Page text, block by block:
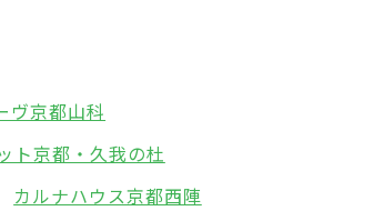
ヴ京都山科
ト京都・久我の杜
カルナハウス京都西陣